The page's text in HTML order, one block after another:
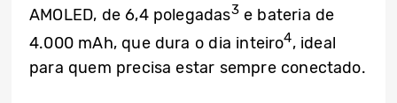
AMOLED, de 6,4 polegadas3e bateria de
4.000 mAh, que dura o dia inteiro4, ideal
para quem precisa estar sempre conectado.